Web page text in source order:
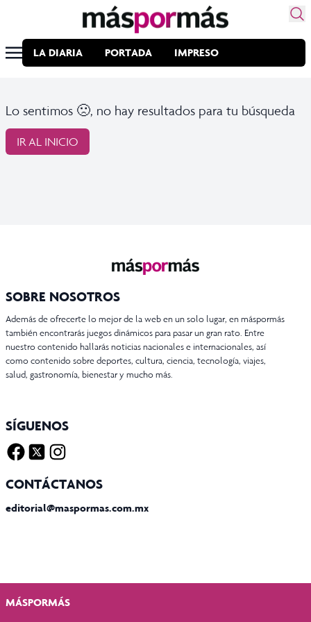
LA DIARIA PORTADA IMPRESO
Lo sentimos 🙁, no hay resultados para tu búsqueda
IR AL INICIO
SOBRE NOSOTROS
Además de ofrecerte lo mejor de la web en un solo lugar, en máspormás
también encontrarás juegos dinámicos para pasar un gran rato. Entre
nuestro contenido hallarás noticias nacionales e internacionales, así
como contenido sobre deportes, cultura, ciencia, tecnología, viajes,
salud, gastronomía, bienestar y mucho más.
SÍGUENOS
CONTÁCTANOS
editorial@maspormas.com.mx
MÁSPORMÁS